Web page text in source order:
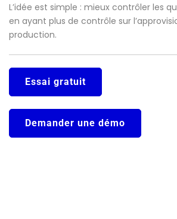
L’idée est simple : mieux contrôler les
en ayant plus de contrôle sur
production.
Essai gratuit
Demander une démo